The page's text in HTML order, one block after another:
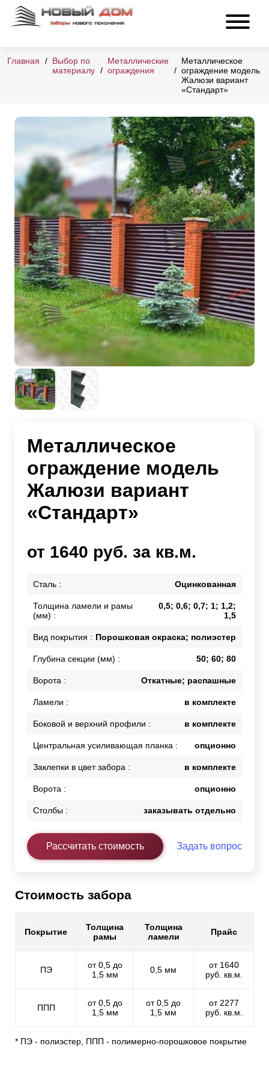
Главная
Выбор по
материалу
Металлические
ограждения
Металлическое
ограждение модель
Жалюзи вариант
«Стандарт»
Металлическое
ограждение модель
Жалюзи вариант
«Стандарт»
от 1640 руб. за кв.м.
Сталь : Оцинкованная
Толщина ламели и рамы
(мм) :
0,5; 0,6; 0,7; 1; 1,2;
1,5
Вид покрытия : Порошковая окраска; полиэстер
Глубина секции (мм) : 50; 60; 80
Ворота : Откатные; распашные
Ламели : в комплекте
Боковой и верхний профили : в комплекте
Центральная усиливающая планка : опционно
Заклепки в цвет забора : в комплекте
Ворота : опционно
Столбы : заказывать отдельно
Рассчитать стоимость Задать вопрос
Стоимость забора
Покрытие
Толщина
рамы
Толщина
ламели
Прайс
ПЭ
от 0,5 до
1,5 мм
0,5 мм
от 1640
руб. кв.м.
ППП
от 0,5 до
1,5 мм
от 0,5 до
1,5 мм
от 2277
руб. кв.м.
* ПЭ - полиэстер, ППП - полимерно-порошковое покрытие